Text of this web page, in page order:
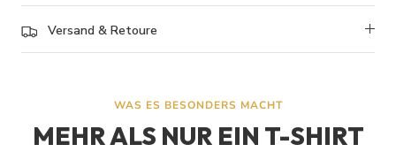
Versand & Retoure
WAS ES BESONDERS MACHT
MEHR ALS NUR EIN T-SHIRT